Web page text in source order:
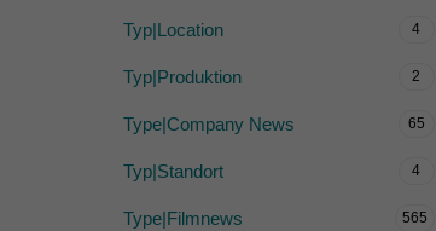
Typ|Location 4
Typ|Produktion 2
Type|Company News 65
Typ|Standort 4
Type|Filmnews 565